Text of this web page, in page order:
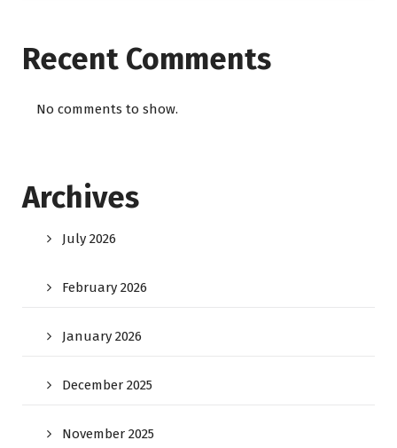
Recent Comments
No comments to show.
Archives
July 2026
February 2026
January 2026
December 2025
November 2025